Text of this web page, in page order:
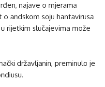
najave o mjerama
andskom soju hantavirusa
rijetkim slučajevima može
državljanin, preminulo je